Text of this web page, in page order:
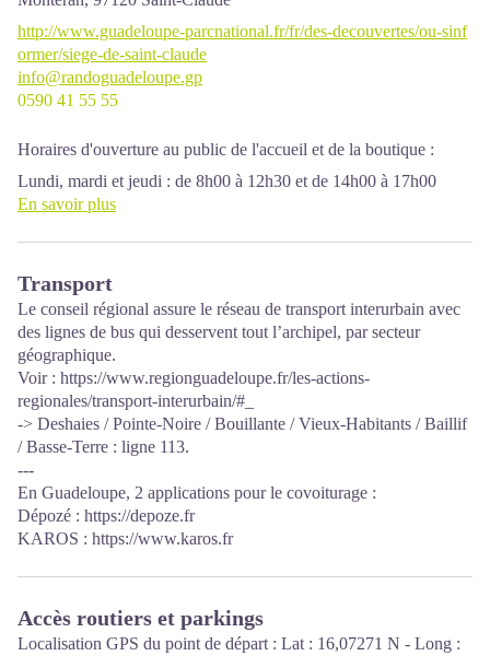
http://www.guadeloupe-parcnational.fr/fr/des-decouvertes/ou-sinf
ormer/siege-de-saint-claude
info@randoguadeloupe.gp
0590 41 55 55
Horaires d'ouverture au public de l'accueil et de la boutique :
Lundi, mardi et jeudi : de 8h00 à 12h30 et de 14h00 à 17h00
Mercredi : de 8h00 à 13h00
Bâtiment accessible aux personnes à mobilité réduite.
Localisation GPS : Lat: 16,01634 N - Lng: 61,70753 W.
En savoir plus
Transport
Le conseil régional assure le réseau de transport interurbain avec
des lignes de bus qui desservent tout l’archipel, par secteur
géographique.
Voir : https://www.regionguadeloupe.fr/les-actions-
regionales/transport-interurbain/#_
-> Deshaies / Pointe-Noire / Bouillante / Vieux-Habitants / Baillif
/ Basse-Terre : ligne 113.
---
En Guadeloupe, 2 applications pour le covoiturage :
Dépozé : https://depoze.fr
KAROS : https://www.karos.fr
Accès routiers et parkings
Localisation GPS du point de départ : Lat : 16,07271 N - Long :